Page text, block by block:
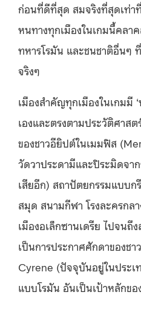
ก่อนที่ดีที่สุด สมจริงที่สุดเท่า
หนทางทุกเมืองในเกมนี้คลา
ทหารโรมัน และชนชาติอื่นๆ
จริงๆ
เมืองสำคัญทุกเมืองในเกมมี
เองและตรงตามประวัติศาส
ของชาวอียิปต์ในเมมฟิส
วัดวาประดามีและปิระมิดจา
เสียอีก) สถาปัตยกรรมแบบก
สมุด สนามกีฬา โรงละครกล
เมืองอเล็กซานเดรีย ไปจนถึ
เป็นการประกาศศักดาของชา
Cyrene (ปัจจุบันอยู่ในประเ
แบบโรมัน อันเป็นเป้าหลักขอ